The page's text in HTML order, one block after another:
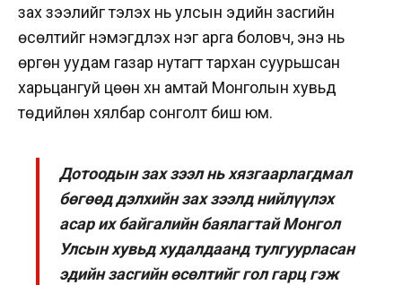
зах зээлийг тэлэх нь улсын эдийн засгийн
өсөлтийг нэмэгдүүлэх нэг арга боловч, энэ нь
өргөн уудам газар нутагт тархан суурьшсан
харьцангуй цөөн хүн амтай Монголын хувьд
төдийлөн хялбар сонголт биш юм.
Дотоодын зах зээл нь хязгаарлагдмал
бөгөөд дэлхийн зах зээлд нийлүүлэх
асар их байгалийн баялагтай Монгол
Улсын хувьд худалдаанд тулгуурласан
эдийн засгийн өсөлтийг гол гарц гэж